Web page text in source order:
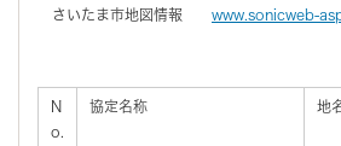
さいたま市地図情報 www.sonicweb-
N
o.
協定名称 地